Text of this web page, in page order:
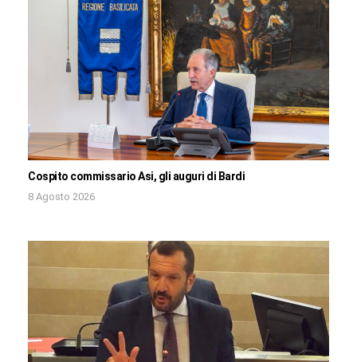
Cospito commissario Asi, gli auguri di Bardi
8 Agosto 2026